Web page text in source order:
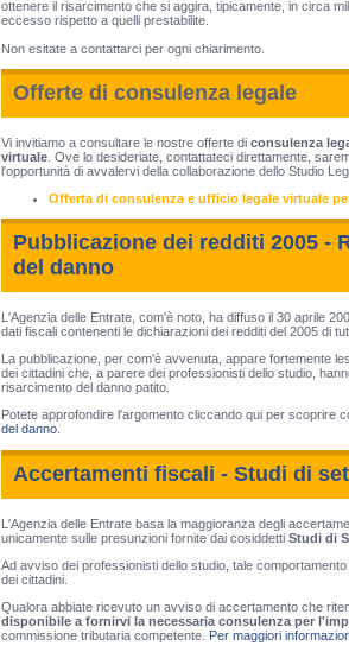
ottenere il risarcimento che si aggira, tipicamente, in circa
eccesso rispetto a quelli prestabilite.
Non esitate a contattarci per ogni chiarimento.
Offerte di consulenza legale
Vi invitiamo a consultare le nostre offerte di consulenza
virtuale . Ove lo desideriate, contattateci direttamente,
l'opportunità di avvalervi della collaborazione dello Studio
Offerta di consulenza e ufficio legale virtuale
Pubblicazione dei redditi 2005 -
del danno
L'Agenzia delle Entrate , com'è noto, ha diffuso il 30 aprile
dati fiscali contenenti le dichiarazioni dei redditi del 2005 di
La pubblicazione , per com'è avvenuta, appare fortemente
dei cittadini che, a parere dei professionisti dello studio,
risarcimento del danno patito.
Potete approfondire l'argomento cliccando qui per scoprire
del danno.
Accertamenti fiscali - Studi di
L'Agenzia delle Entrate basa la maggioranza degli
unicamente sulle presunzioni fornite dai cosiddetti Studi di
Ad avviso dei professionisti dello studio, tale
dei cittadini.
Qualora abbiate ricevuto un avviso di accertamento che
disponibile a fornirvi la necessaria consulenza per
commissione tributaria competente. Per maggiori